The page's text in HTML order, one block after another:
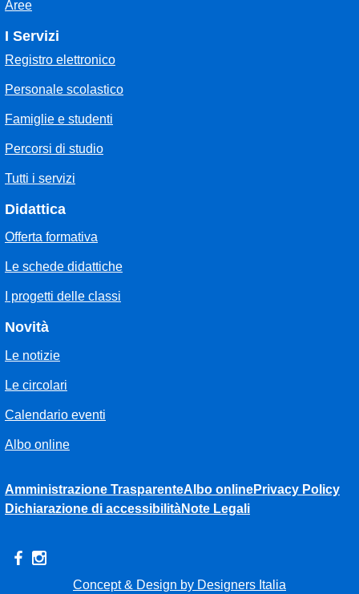
Aree
I Servizi
Registro elettronico
Personale scolastico
Famiglie e studenti
Percorsi di studio
Tutti i servizi
Didattica
Offerta formativa
Le schede didattiche
I progetti delle classi
Novità
Le notizie
Le circolari
Calendario eventi
Albo online
Amministrazione TrasparenteAlbo onlinePrivacy Policy
Dichiarazione di accessibilitàNote Legali
Concept & Design by Designers Italia